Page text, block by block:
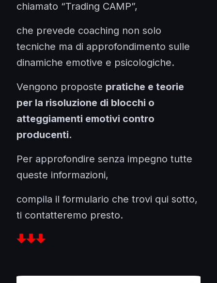
chiamato “Trading CAMP”,
che prevede coaching non solo
tecniche ma di approfondimento sulle
dinamiche emotive e psicologiche.
Vengono proposte pratiche e teorie
per la risoluzione di blocchi o
atteggiamenti emotivi contro
producenti.
Per approfondire senza impegno tutte
queste informazioni,
compila il formulario che trovi qui sotto,
ti contatteremo presto.